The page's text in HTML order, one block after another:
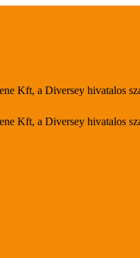
Kft, a Diversey hivatalos
Kft, a Diversey hivatalos